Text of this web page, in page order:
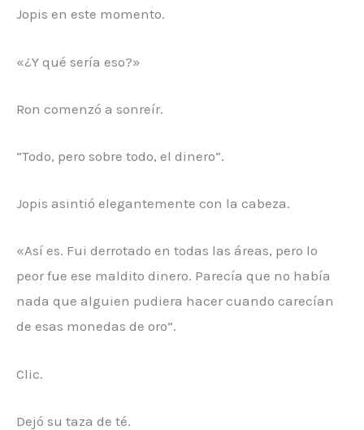
Jopis en este momento.
«¿Y qué sería eso?»
Ron comenzó a sonreír.
“Todo, pero sobre todo, el dinero”.
Jopis asintió elegantemente con la cabeza.
«Así es. Fui derrotado en todas las áreas, pero lo
peor fue ese maldito dinero. Parecía que no había
nada que alguien pudiera hacer cuando carecían
de esas monedas de oro”.
Clic.
Dejó su taza de té.